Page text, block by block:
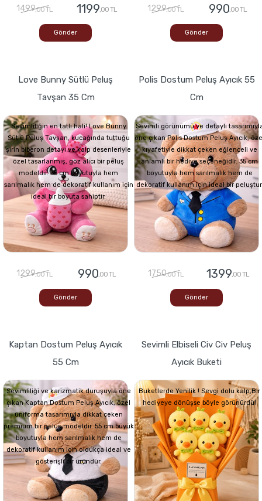
1499,00 TL 1199,00 TL
Gönder
1299,00 TL 990,00 TL
Gönder
Love Bunny Sütlü Peluş
Tavşan 35 Cm
Sevimliliğin en tatlı hali! Love Bunny
Sütlü Peluş Tavşan, kucağında tuttuğu
şirin biberon detayı ve kalp desenleriyle
özel tasarlanmış, göz alıcı bir peluş
modeldir. 35 cm boyutuyla hem
sarılmalık hem de dekoratif kullanım için
ideal bir boyuta sahiptir.
1299,00 TL 990,00 TL
Gönder
Polis Dostum Peluş Ayıcık 55
Cm
Sevimli görünümü ve detaylı
öne çıkan Polis Dostum Peluş Ayıcık,
kıyafetiyle dikkat çeken eğlenceli ve
anlamlı bir hediye seçeneğidir. 35 cm
boyutuyla hem sarılmalık hem de
dekoratif kullanım için ideal bir
1750,00 TL 1399,00 TL
Gönder
Kaptan Dostum Peluş Ayıcık
55 Cm
Sevimliliği ve karizmatik duruşuyla öne
çıkan Kaptan Dostum Peluş Ayıcık, özel
üniforma tasarımıyla dikkat çeken
premium bir peluş modeldir. 55 cm büyük
boyutuyla hem sarılmalık hem de
dekoratif kullanım için oldukça ideal ve
gösterişli bir üründür.
Sevimli Elbiseli Civ Civ Peluş
Ayıcık Buketi
Buketlerde Yenilik ! Sevgi dolu kalp,Bir
hediyeye dönüşse böyle görünürdü!